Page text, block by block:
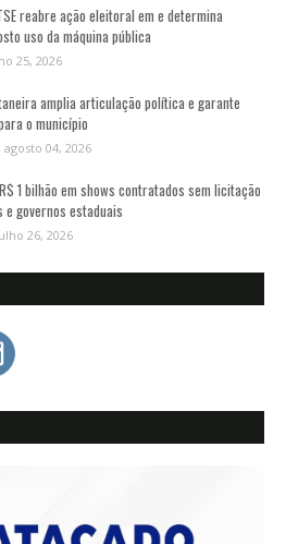
TSE reabre ação eleitoral em e determina
uso da máquina pública
25, 2026
amplia articulação política e garante
o município
04, 2026
1 bilhão em shows contratados sem licitação
governos estaduais
26, 2026